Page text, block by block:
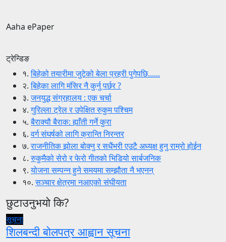
Aaha ePaper
ट्रेन्डिङ
१.बिहेको तयारीमा जुटेको बेला प्रहरी पुगेपछि......
२.बिहेका लागि मंसिर नै कुर्नु पर्छर ?
३.जनयुद्ध संग्रहालय : एक चर्चा
४.गुरिल्ला ट्रेल र उपेक्षित रुकुम पश्चिम
५.बैराक्यौ बैराक: ह्याँती गर्ने कुरा
६.वर्ग संघर्षको लागि क्रान्ति निरन्तर
७.राजनीतिक झोला बोक्नु र सधैंभरी एउटै अध्यक्ष हुनु राम्रो होईन
८.रुकुमैको सेरो र फेरो गीतको भिडियो सार्बजनिक
९.योजना सम्पन्न हुने समयमा सम्झौता नै भएनन्
१०.सञ्चार क्षेत्रमा नआएको संघीयता
छुटाउनुभयो कि?
सूचना
शिलबन्दी बोलपत्र आह्वान सूचना